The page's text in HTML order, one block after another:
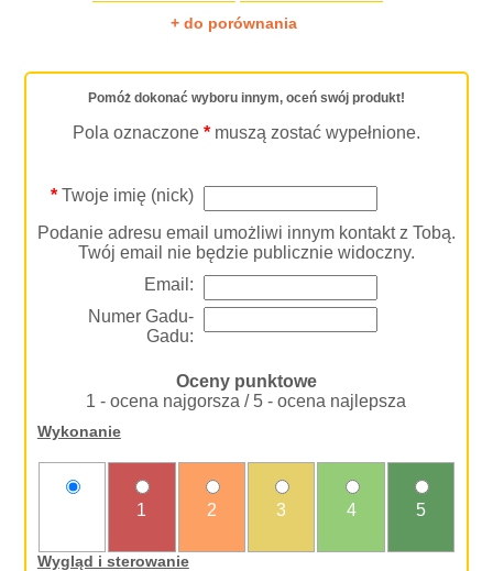
+ do porównania
Pomóż dokonać wyboru innym, oceń swój produkt!
Pola oznaczone * muszą zostać wypełnione.
*Twoje imię (nick)
Podanie adresu email umożliwi innym kontakt z Tobą.
Twój email nie będzie publicznie widoczny.
Email:
Numer Gadu-
Gadu:
Oceny punktowe
1 - ocena najgorsza / 5 - ocena najlepsza
Wykonanie
1 2 3 4 5
Wygląd i sterowanie